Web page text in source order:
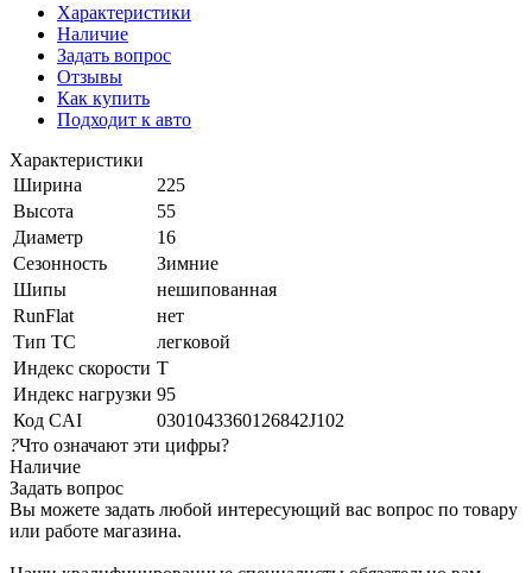
Характеристики
Наличие
Задать вопрос
Отзывы
Как купить
Подходит к авто
Характеристики
Ширина
225
Высота
55
Диаметр
16
Сезонность
Зимние
Шипы
нешипованная
RunFlat
нет
Тип ТС
легковой
Индекс скорости T
Индекс нагрузки 95
Код CAI
0301043360126842J102
?Что означают эти цифры?
Наличие
Задать вопрос
Вы можете задать любой интересующий вас вопрос по товару
или работе магазина.